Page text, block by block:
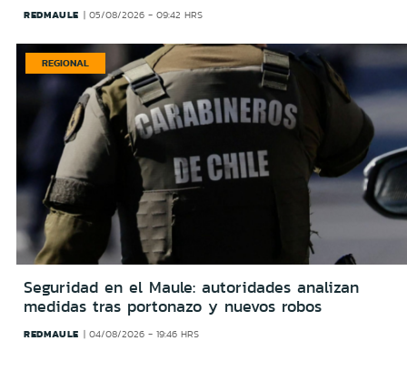
REDMAULE 05/08/2026 - 09:42 HRS
REGIONAL
Seguridad en el Maule: autoridades analizan
medidas tras portonazo y nuevos robos
REDMAULE 04/08/2026 - 19:46 HRS